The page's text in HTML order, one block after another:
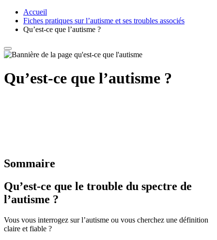
Accueil
Fiches pratiques sur l’autisme et ses troubles associés
Qu’est-ce que l’autisme ?
Qu’est-ce que l’autisme ?
Sommaire
Qu’est-ce que le trouble du spectre de
l’autisme ?
Vous vous interrogez sur l’autisme ou vous cherchez une définition
claire et fiable ?